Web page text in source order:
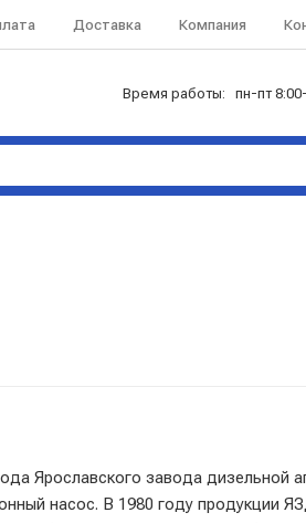
Доставка Компания
Время работы: пн-пт
Ярославского завода дизельной
насос. В 1980 году продукции